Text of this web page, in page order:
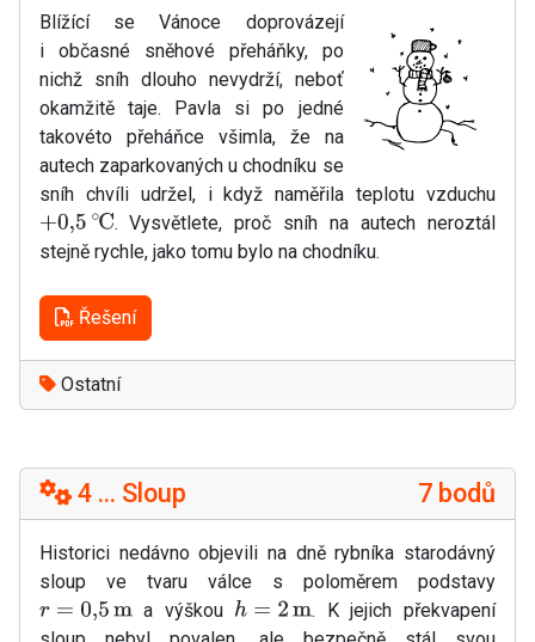
Blížící se Vánoce doprovázejí
i občasné sněhové přeháňky, po
nichž sníh dlouho nevydrží, neboť
okamžitě taje. Pavla si po jedné
takovéto přeháňce všimla, že na
autech zaparkovaných u chodníku se
sníh chvíli udržel, i když naměřila teplotu vzduchu
+0,5∘ C
. Vysvětlete, proč sníh na autech neroztál
stejně rychle, jako tomu bylo na chodníku.
Řešení
Ostatní
4 ... Sloup 7 bodů
Historici nedávno objevili na dně rybníka starodávný
sloup ve tvaru válce s poloměrem podstavy
r= 0,5 m a výškou h=2m
. K jejich překvapení